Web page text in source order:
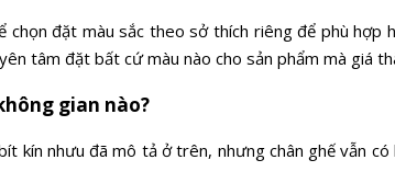
đặt màu sắc theo sở thích riêng để phù hợp
tâm đặt bất cứ màu nào cho sản phẩm mà giá
gian nào?
kín nhưu đã mô tả ở trên, nhưng chân ghế vẫn